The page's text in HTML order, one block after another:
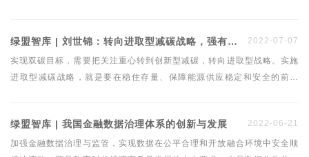
绿盟智库 | 刘世锦：转向进取型减碳战略，强有力激励创新型减碳 2022-07-07
实现双碳目标，需要把关注重心转到创新型减碳，转向进取型战略。实施
进取型减碳战略，就是要在稳住存量、保障能源供应稳定和安全的前提
是相互依存的三支柱体系。
绿盟智库 | 我国金融数据治理体系的创新与发展 2022-06-21
加强金融数据治理与监管，实现数据在公平合理和开放融合环境中安全顺